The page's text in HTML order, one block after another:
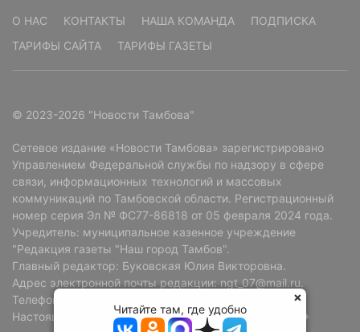
О НАС КОНТАКТЫ НАША КОМАНДА
ПОДПИСКА
ТАРИФЫ САЙТА
ТАРИФЫ ГАЗЕТЫ
© 2023-2026 "Новости Тамбова"
Сетевое издание «Новости Тамбова» зарегистрировано
Управлением Федеральной службы по надзору в сфере
связи, информационных технологий и массовых
коммуникаций по Тамбовской области. Регистрационный
номер серия Эл № ФС77-86818 от 05 февраля 2024 года.
Учредитель: муниципальное казенное учреждение
"Редакция газеты "Наш город Тамбов".
Главный редактор: Буковская Юлия Викторовна.
Адрес электронной почты редакции: ngt_07@mail.ru.
Телефон редакции: +7 (4752) 72-69-37.
Настоящий ресурс может содержать материалы 18+
Читайте там, где удобно